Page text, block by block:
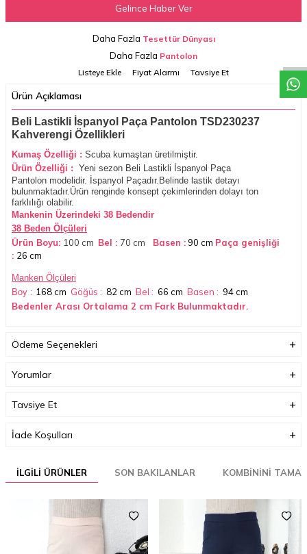
W
h
a
t
a
p
p
D
e
s
t
e
H
a
t
t
Gelince Haber Ver
Daha Fazla Tesettür Dünyası
Daha Fazla Pantolon
Listeye Ekle
Fiyat Alarmı Tavsiye Et
Ürün Açıklaması
Beli Lastikli İspanyol Paça Pantolon TSD230237
Kahverengi Özellikleri
Kumaş Özelliği : Scuba kumaştan üretilmiştir.
Ürün Özelliği : Yeni sezon Beli Lastikli İspanyol Paça
Pantolon modelidir. İspanyol Paçadır.Belinde lastik detayı
bulunmaktadır.Ürün renginde konsept çekimlerinden dolayı ton
farklılığı olabilir.
Mankenin Üzerindeki 38 Bedendir
38 Beden Ölçüleri
Ürün Boyu: 100 cm Bel : 70 cm Basen : 90 cm Paça genişliği
: 26 cm
Manken Ölçüleri
Boy : 168 cm Göğüs : 82 cm Bel : 66 cm Basen : 94 cm
Bedenler Arası Ortalama 2 cm Fark Bulunmaktadır.
Boyutlar (cm)
Ödeme Seçenekleri
Yorumlar
Tavsiye Et
İade Koşulları
İLGILI ÜRÜNLER SON BAKILANLAR KOMBININI